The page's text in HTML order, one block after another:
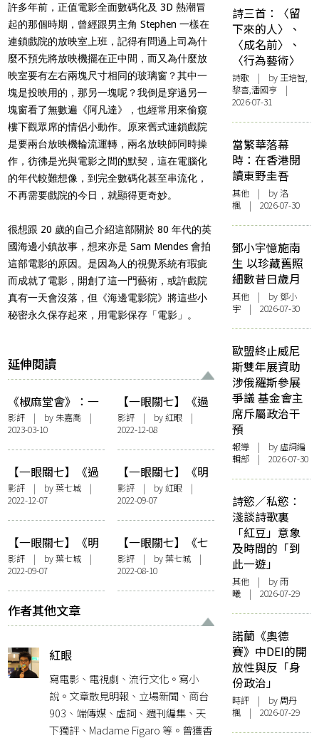
許多年前，正值電影全面數碼化及 3D 熱潮冒
起的那個時期，曾經跟男主角 Stephen 一樣在
連鎖戲院的放映室上班，記得有問過上司為什
麼不預先將放映機擺在正中間，而又為什麼放
映室要有左右兩塊尺寸相同的玻璃窗？其中一
塊是投映用的，那另一塊呢？我倒是穿過另一
塊窗看了無數遍《阿凡達》，也經常用來偷窺
樓下觀眾席的情侶小動作。原來舊式連鎖戲院
是要兩台放映機輪流運轉，兩名放映師同時操
作，彷彿是光與電影之間的默契，這在電腦化
的年代較難想像，到完全數碼化甚至串流化，
不再需要戲院的今日，就顯得更奇妙。
很想跟 20 歲的自己介紹這部關於 80 年代的英
國海邊小鎮故事，想來亦是 Sam Mendes 會拍
這部電影的原因。是因為人的視覺系統有瑕疵
而成就了電影，開創了這一門藝術，或許戲院
真有一天會沒落，但《海邊電影院》將這些小
秘密永久保存起來，用電影保存「電影」。
延伸閱讀
《椒麻堂會》：一
場生死的流水席
影評 | by 朱嘉喬 |
2023-03-10
【一眼關七】《過
時．過節》：齊齊
整整吃一盆支離破
碎的菜
影評| by紅眼|
2022-12-08
【一眼關七】《過
時·過節》：爸爸
請放下菜刀
影評 | by 葉七城 |
2022-12-07
【一眼關七】《明
日戰記》與香港電
影的「昨日」轉世
影評| by紅眼|
2022-09-07
【一眼關七】《明
日戰記》：安全抵
達
影評 | by 葉七城 |
2022-09-07
【一眼關七】《七
人樂隊》：奏不出
的未來
影評| by 葉七城 |
2022-08-10
作者其他文章
紅眼
寫電影、電視劇、流行文化。寫小
說。文章散見明報、立場新聞、商台
903、端傳媒、虛詞、週刊編集、天
下獨評、Madame Figaro 等。曾獲香
詩三首：〈留
下來的人〉、
〈成名前〉、
〈行為藝術〉
詩歌 | by 王培智,
黎喜,潘國亨 |
2026-07-31
當繁華落幕
時：在香港閱
讀東野圭吾
其他 | by洛
楓 | 2026-07-30
鄧小宇憶施南
生 以珍藏舊照
細數昔日歲月
其他 | by 鄧小
宇 | 2026-07-30
歐盟終止威尼
斯雙年展資助
涉俄羅斯參展
爭議 基金會主
席斥屬政治干
預
報導 | by 虛詞編
輯部 | 2026-07-30
詩慾／私慾：
淺談詩歌裏
「紅豆」意象
及時間的「到
此一遊」
其他 | by 雨
曦 | 2026-07-29
諾蘭《奧德
賽》中DEI的開
放性與反「身
份政治」
時評 | by周丹
楓 | 2026-07-29